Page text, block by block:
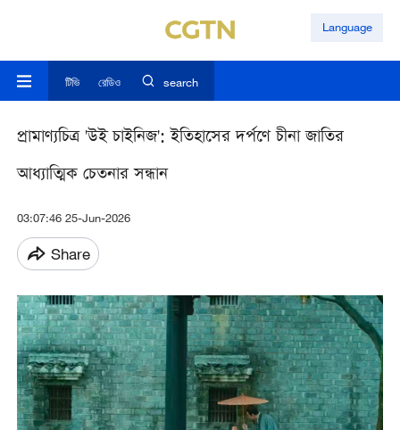
Language
টিভি রেডিও search
প্রামাণ্যচিত্র 'উই চাইনিজ': ইতিহাসের দর্পণে চীনা জাতির
আধ্যাত্মিক চেতনার সন্ধান
03:07:46 25-Jun-2026
Share